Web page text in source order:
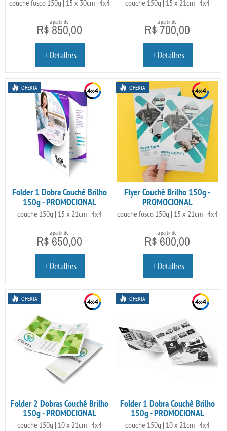
couche fosco 150g | 15 x 30cm | 4x4
a partir de
R$ 850,00
+ Detalhes
couche 150g | 15 x 21cm | 4x4
a partir de
R$ 700,00
+ Detalhes
OFERTA
Folder 1 Dobra Couchê Brilho
150g - PROMOCIONAL
couche 150g | 15 x 21cm | 4x4
a partir de
R$ 650,00
+ Detalhes
OFERTA
Flyer Couchê Brilho 150g -
PROMOCIONAL
couche fosco 150g | 15 x 21cm | 4x4
a partir de
R$ 600,00
+ Detalhes
OFERTA
Folder 2 Dobras Couchê Brilho
150g - PROMOCIONAL
couche 150g | 10 x 21cm | 4x4
OFERTA
Folder 1 Dobra Couchê Brilho
150g - PROMOCIONAL
couche 150g | 10 x 21cm | 4x4